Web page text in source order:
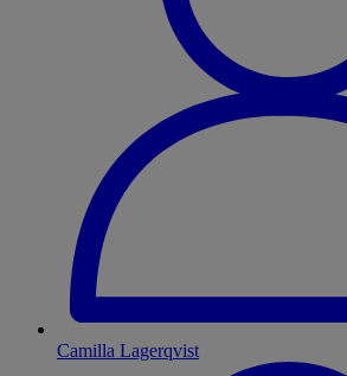
Camilla Lagerqvist